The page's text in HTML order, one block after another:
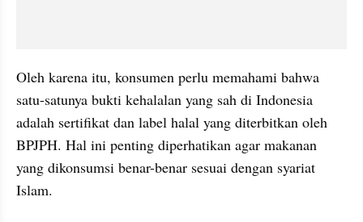
Oleh karena itu, konsumen perlu memahami bahwa
satu-satunya bukti kehalalan yang sah di Indonesia
adalah sertifikat dan label halal yang diterbitkan oleh
BPJPH. Hal ini penting diperhatikan agar makanan
yang dikonsumsi benar-benar sesuai dengan syariat
Islam.